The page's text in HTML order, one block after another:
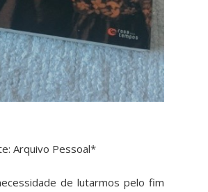
Arquivo Pessoal*
de lutarmos pelo fim